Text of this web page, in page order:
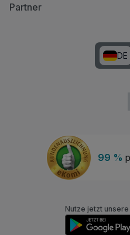
99 %
Partner
DE
Nutze jetzt